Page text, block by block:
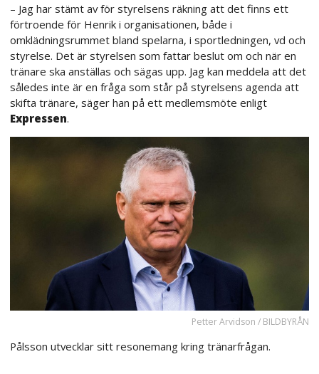
– Jag har stämt av för styrelsens räkning att det finns ett
förtroende för Henrik i organisationen, både i
omklädningsrummet bland spelarna, i sportledningen, vd och
styrelse. Det är styrelsen som fattar beslut om och när en
tränare ska anställas och sägas upp. Jag kan meddela att det
således inte är en fråga som står på styrelsens agenda att
skifta tränare, säger han på ett medlemsmöte enligt
Expressen.
Petter Arvidson / BILDBYRÅN
Pålsson utvecklar sitt resonemang kring tränarfrågan.